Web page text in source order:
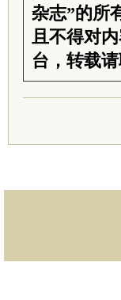
杂志”的所
且不得对
台，转载